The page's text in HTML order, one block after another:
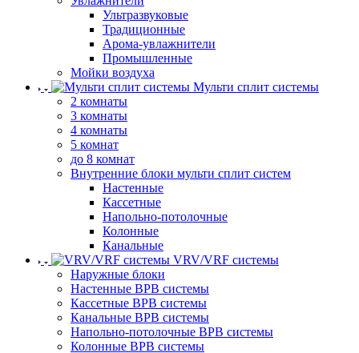
Ультразвуковые
Традиционные
Арома-увлажнители
Промышленные
Мойки воздуха
Мульти сплит системы
2 комнаты
3 комнаты
4 комнаты
5 комнат
до 8 комнат
Внутренние блоки мульти сплит систем
Настенные
Кассетные
Напольно-потолочные
Колонные
Канальные
VRV/VRF системы
Наружные блоки
Настенные ВРВ системы
Кассетные ВРВ системы
Канальные ВРВ системы
Напольно-потолочные ВРВ системы
Колонные ВРВ системы